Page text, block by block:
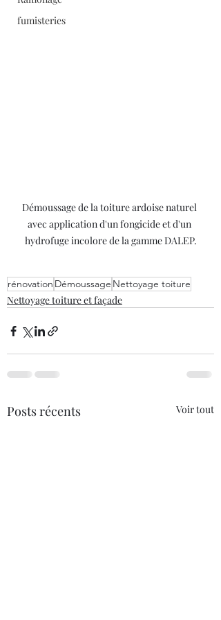
fumisteries
Démoussage de la toiture ardoise naturel
avec application d'un fongicide et d'un
hydrofuge incolore de la gamme DALEP.
rénovation Démoussage Nettoyage toiture
Nettoyage toiture et façade
Posts récents Voir tout